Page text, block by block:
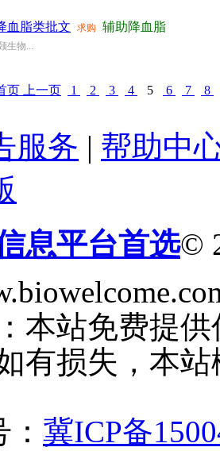
血脂类批文 求购 辅助降血脂
生物...
页 上一页 1 2 3 4 5 6 7 8
服务 | 帮助中
息平台首选©
本站免费提
有损失，本
冀ICP备